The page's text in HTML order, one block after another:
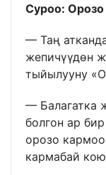
Суроо: Орозо
— Таң
жепичүүдөн
тыйылууну
— Балагатка
болгон ар
орозо
кармабай